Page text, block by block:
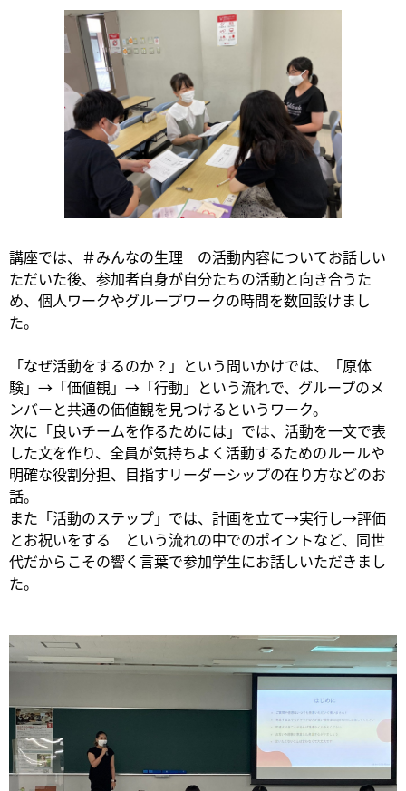
講座では、＃みんなの生理 の活動内容についてお話しい
ただいた後、参加者自身が自分たちの活動と向き合うた
め、個人ワークやグループワークの時間を数回設けまし
た。
「なぜ活動をするのか？」という問いかけでは、「原体
験」→「価値観」→「行動」という流れで、グループのメ
ンバーと共通の価値観を見つけるというワーク。
次に「良いチームを作るためには」では、活動を一文で表
した文を作り、全員が気持ちよく活動するためのルールや
明確な役割分担、目指すリーダーシップの在り方などのお
話。
また「活動のステップ」では、計画を立て→実行し→評価
とお祝いをする という流れの中でのポイントなど、同世
代だからこその響く言葉で参加学生にお話しいただきまし
た。